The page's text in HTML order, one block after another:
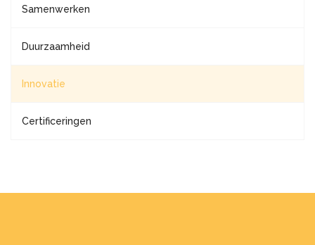
Samenwerken
Duurzaamheid
Innovatie
Certificeringen